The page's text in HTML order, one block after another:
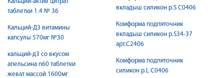
таблетки 1.4 № 36
Кальций-Д3 витамины
капсулы 570мг №30
кальций-д3 со вкусом
апельсина n60 таблетки
жеват массой 1600мг
вкладыш силикон р.S С0406
Комформа подпяточник
вкладыш силикон р.S34-37
арт.С2406
Комформа подпяточник
силикон р.L С0406